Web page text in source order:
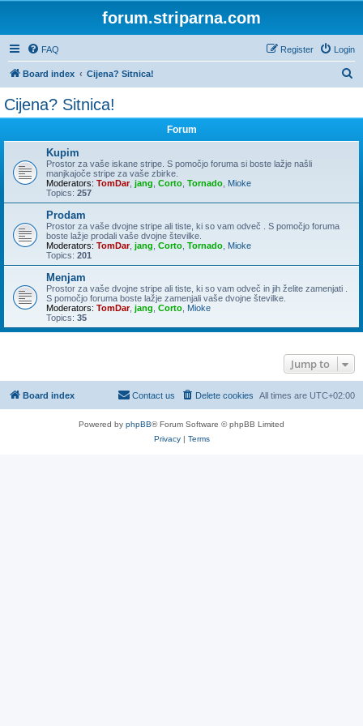
forum.striparna.com
FAQ Login
Register
Board index Cijena? Sitnica!
Cijena? Sitnica!
Forum
Kupim
Prostor za vaše iskane stripe. S pomočjo foruma si boste lažje našli
manjkajoče stripe za vaše zbirke.
Moderators: TomDar, jang Corto Tornado Mioke
Topics: 257
Prodam
Prostor za vaše dvojne stripe ali tiste, ki so vam odveč . S pomočjo foruma
boste lažje prodali vaše dvojne številke.
Moderators: TomDar, jang Corto Tornado Mioke
Topics: 201
Menjam
Prostor za vaše dvojne stripe ali tiste, ki so vam odveč in jih želite zamenjati .
S pomočjo foruma boste lažje zamenjali vaše dvojne številke.
Moderators: TomDar, jang Corto Mioke
Topics: 35
Jump to
Board index All times are UTC+02:00
Delete cookies
Contact us
Powered by phpBB® Forum Software © phpBB Limited
Privacy| Terms